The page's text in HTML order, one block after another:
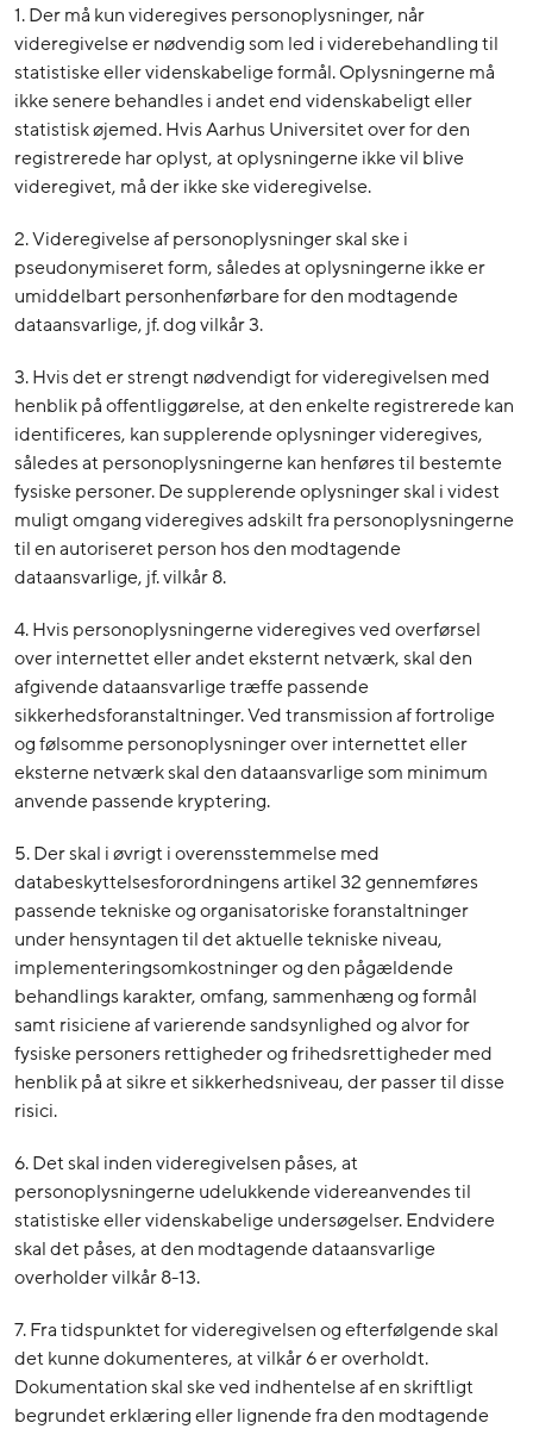
1. Der må kun videregives personoplysninger, når
videregivelse er nødvendig som led i viderebehandling til
statistiske eller videnskabelige formål. Oplysningerne må
ikke senere behandles i andet end videnskabeligt eller
statistisk øjemed. Hvis Aarhus Universitet over for den
registrerede har oplyst, at oplysningerne ikke vil blive
videregivet, må der ikke ske videregivelse.
2. Videregivelse af personoplysninger skal ske i
pseudonymiseret form, således at oplysningerne ikke er
umiddelbart personhenførbare for den modtagende
dataansvarlige, jf. dog vilkår 3.
3. Hvis det er strengt nødvendigt for videregivelsen med
henblik på offentliggørelse, at den enkelte registrerede kan
identificeres, kan supplerende oplysninger videregives,
således at personoplysningerne kan henføres til bestemte
fysiske personer. De supplerende oplysninger skal i videst
muligt omgang videregives adskilt fra personoplysningerne
til en autoriseret person hos den modtagende
dataansvarlige, jf. vilkår 8.
4. Hvis personoplysningerne videregives ved overførsel
over internettet eller andet eksternt netværk, skal den
afgivende dataansvarlige træffe passende
sikkerhedsforanstaltninger. Ved transmission af fortrolige
og følsomme personoplysninger over internettet eller
eksterne netværk skal den dataansvarlige som minimum
anvende passende kryptering.
5. Der skal i øvrigt i overensstemmelse med
databeskyttelsesforordningens artikel 32 gennemføres
passende tekniske og organisatoriske foranstaltninger
under hensyntagen til det aktuelle tekniske niveau,
implementeringsomkostninger og den pågældende
behandlings karakter, omfang, sammenhæng og formål
samt risiciene af varierende sandsynlighed og alvor for
fysiske personers rettigheder og frihedsrettigheder med
henblik på at sikre et sikkerhedsniveau, der passer til disse
risici.
6. Det skal inden videregivelsen påses, at
personoplysningerne udelukkende videreanvendes til
statistiske eller videnskabelige undersøgelser. Endvidere
skal det påses, at den modtagende dataansvarlige
overholder vilkår 8-13.
7. Fra tidspunktet for videregivelsen og efterfølgende skal
det kunne dokumenteres, at vilkår 6 er overholdt.
Dokumentation skal ske ved indhentelse af en skriftligt
begrundet erklæring eller lignende fra den modtagende